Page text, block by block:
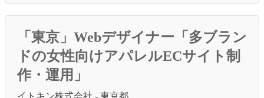
「東京」Webデザイナー「多ブラン
ドの女性向けアパレルECサイト制
作・運用」
イトキン株式会社 - 東京都